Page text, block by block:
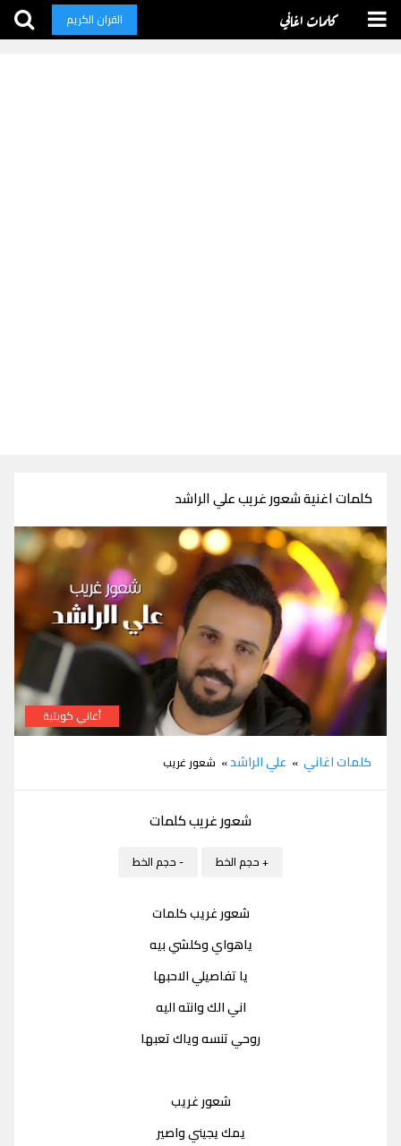
كلمات اغاني القران الكريم
كلمات اغنية شعور غريب علي الراشد
أغاني كويتية
كلمات اغاني » علي الراشد» شعور غريب
شعور غريب كلمات
+ حجم الخط - حجم الخط
شعور غريب كلمات
ياهواي وكلشي بيه
يا تفاصيلي الاحبها
اني الك وانته اليه
روحي تنسه وياك تعبها
شعور غريب
يمك يجيني واصير